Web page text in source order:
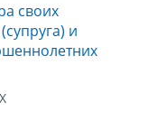
своих
и